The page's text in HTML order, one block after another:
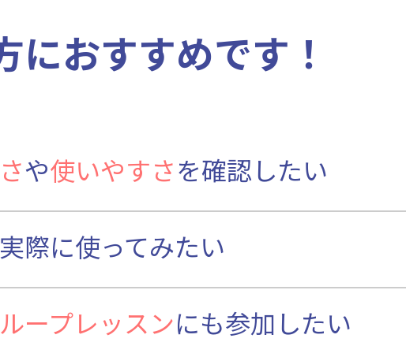
におすすめです！
や使いやすさを確認したい
際に使ってみたい
ープレッスンにも参加したい